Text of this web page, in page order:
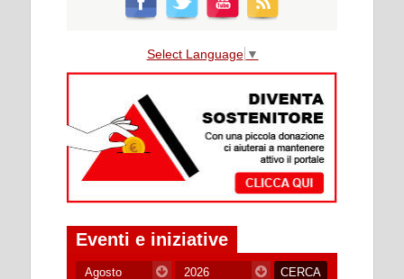
Select Language ▼
Eventi e iniziative